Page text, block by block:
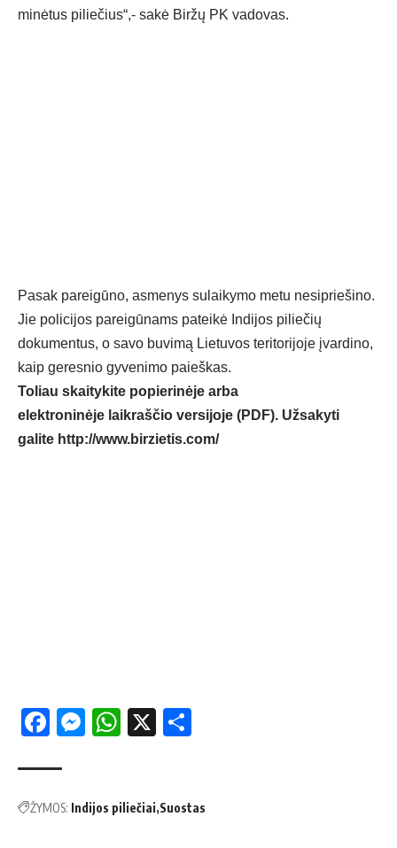
minėtus piliečius“,- sakė Biržų PK vadovas.
Pasak pareigūno, asmenys sulaikymo metu nesipriešino.
Jie policijos pareigūnams pateikė Indijos piliečių
dokumentus, o savo buvimą Lietuvos teritorijoje įvardino,
kaip geresnio gyvenimo paieškas.
Toliau skaitykite popierinėje arba
elektroninėje laikraščio versijoje (PDF). Užsakyti
galite http://www.birzietis.com/
Facebook
Messenger
WhatsApp
X
ŽYMOS: Indijos piliečiai Suostas